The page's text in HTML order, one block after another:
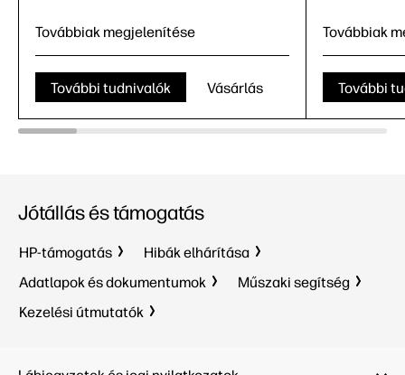
Nyomtatás, másolás, beolvasás és
Akár 52 oldal/percfekete 11
100 lapos többfunkciós adagoló,
550 lapos adagoló, 50 lapos
automatikus lapadagoló
Továbbiak megjelenítése
További tudnivalók Vásárlás
1
Base-T
Továbbiak
További
Jótállás és támogatás
HP-támogatás
Hibák elhárítása
Adatlapok és dokumentumok
Műszaki segítség
Kezelési útmutatók